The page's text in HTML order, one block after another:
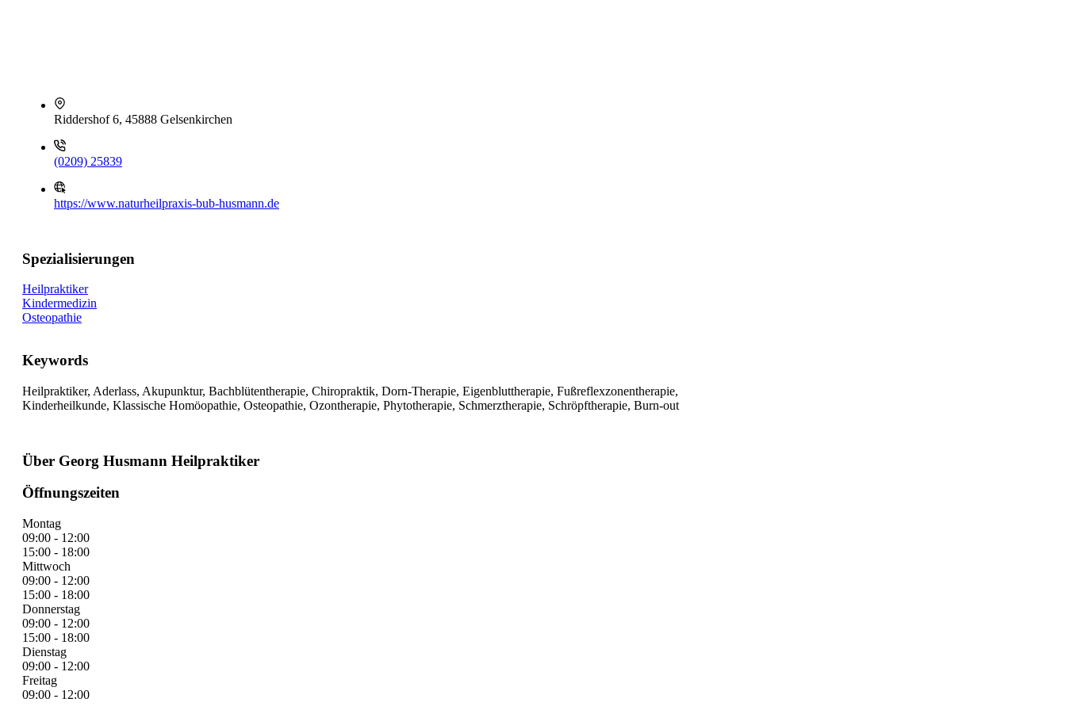
Riddershof 6, 45888 Gelsenkirchen
(0209) 25839
https://www.naturheilpraxis-bub-husmann.de
Spezialisierungen
Heilpraktiker
Kindermedizin
Osteopathie
Keywords
Heilpraktiker, Aderlass, Akupunktur, Bachblütentherapie, Chiropraktik, Dorn-Therapie, Eigenbluttherapie, Fußreflexzonentherapie,
Kinderheilkunde, Klassische Homöopathie, Osteopathie, Ozontherapie, Phytotherapie, Schmerztherapie, Schröpftherapie, Burn-out
Über Georg Husmann Heilpraktiker
Öffnungszeiten
Montag
09:00 - 12:00
15:00 - 18:00
Mittwoch
09:00 - 12:00
15:00 - 18:00
Donnerstag
09:00 - 12:00
15:00 - 18:00
Dienstag
09:00 - 12:00
Freitag
09:00 - 12:00